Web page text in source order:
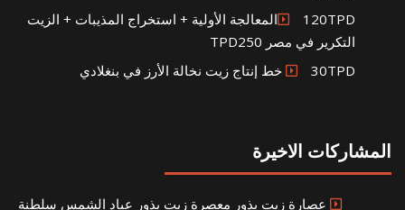
120TPDالمعالجة الأولية + استخراج المذيبات + الزيت
التكرير في مصر TPD250
30TPD خط إنتاج زيت نخالة الأرز في بنغلادي
المشاركات الاخيرة
عصارة زيت بذور معصرة زيت بذور عباد الشمس سلطنة